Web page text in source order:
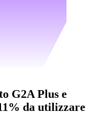
G2A Plus e
da utilizzare